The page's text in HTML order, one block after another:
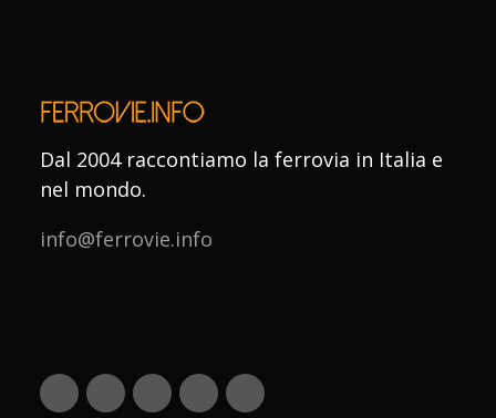
Dal 2004 raccontiamo la ferrovia in Italia e
nel mondo.
info@ferrovie.info